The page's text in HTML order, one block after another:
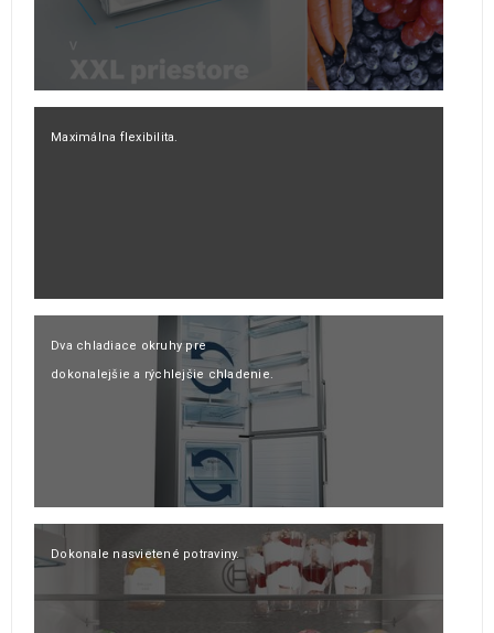
Maximálna flexibilita.
Dva chladiace okruhy pre
dokonalejšie a rýchlejšie chladenie.
Dokonale nasvietené potraviny.